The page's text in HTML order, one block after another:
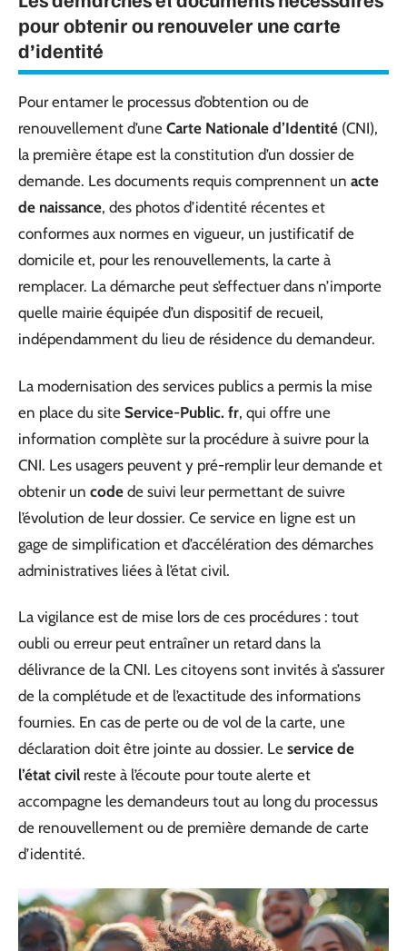
pour obtenir ou renouveler une carte
d’identité
Pour entamer le processus d’obtention ou de
renouvellement d’une Carte Nationale d’Identité (CNI),
la première étape est la constitution d’un dossier de
demande. Les documents requis comprennent un acte
de naissance, des photos d’identité récentes et
conformes aux normes en vigueur, un justificatif de
domicile et, pour les renouvellements, la carte à
remplacer. La démarche peut s’effectuer dans n’importe
quelle mairie équipée d’un dispositif de recueil,
indépendamment du lieu de résidence du demandeur.
La modernisation des services publics a permis la mise
en place du site Service-Public. fr, qui offre une
information complète sur la procédure à suivre pour la
CNI. Les usagers peuvent y pré-remplir leur demande et
obtenir un code de suivi leur permettant de suivre
l’évolution de leur dossier. Ce service en ligne est un
gage de simplification et d’accélération des démarches
administratives liées à l’état civil.
La vigilance est de mise lors de ces procédures : tout
oubli ou erreur peut entraîner un retard dans la
délivrance de la CNI. Les citoyens sont invités à s’assurer
de la complétude et de l’exactitude des informations
fournies. En cas de perte ou de vol de la carte, une
déclaration doit être jointe au dossier. Le service de
l’état civil reste à l’écoute pour toute alerte et
accompagne les demandeurs tout au long du processus
de renouvellement ou de première demande de carte
d’identité.